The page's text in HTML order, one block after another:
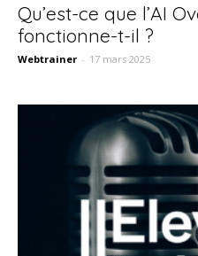
Qu’est-ce que l’AI
fonctionne-t-il ?
Webtrainer - 17 mars 2025